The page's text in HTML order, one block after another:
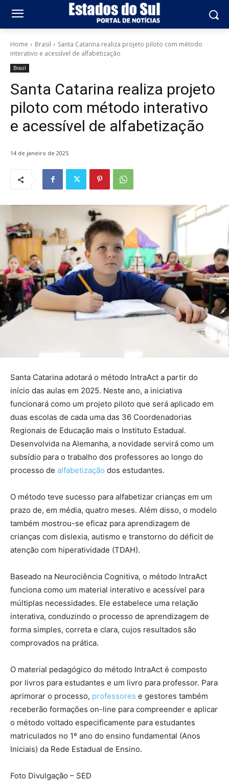
Home Brasil
Santa Catarina realiza projeto piloto com método
interativo e acessível de alfabetização
Brasil
Santa Catarina realiza projeto
piloto com método interativo
e acessível de alfabetização
14 de janeiro de 2025
Santa Catarina adotará o método IntraAct a partir do
início das aulas em 2025. Neste ano, a iniciativa
funcionará como um projeto piloto que será aplicado em
duas escolas de cada uma das 36 Coordenadorias
Regionais de Educação mais o Instituto Estadual.
Desenvolvida na Alemanha, a novidade servirá como um
subsídio para o trabalho dos professores ao longo do
processo de alfabetização dos estudantes.
O método teve sucesso para alfabetizar crianças em um
prazo de, em média, quatro meses. Além disso, o modelo
também mostrou-se eficaz para aprendizagem de
crianças com dislexia, autismo e transtorno do déficit de
atenção com hiperatividade (TDAH).
Baseado na Neurociência Cognitiva, o método IntraAct
funciona como um material interativo e acessível para
múltiplas necessidades. Ele estabelece uma relação
interativa, conduzindo o processo de aprendizagem de
forma simples, correta e clara, cujos resultados são
comprovados na prática.
O material pedagógico do método IntraAct é composto
por livros para estudantes e um livro para professor. Para
aprimorar o processo, professores e gestores também
receberão formações on-line para compreender e aplicar
o método voltado especificamente para estudantes
matriculados no 1º ano do ensino fundamental (Anos
Iniciais) da Rede Estadual de Ensino.
Foto Divulgação – SED